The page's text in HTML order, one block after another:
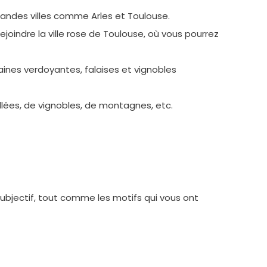
villes comme Arles et Toulouse.
la ville rose de Toulouse, où vous pourrez
verdoyantes, falaises et vignobles
de vignobles, de montagnes, etc.
tout comme les motifs qui vous ont